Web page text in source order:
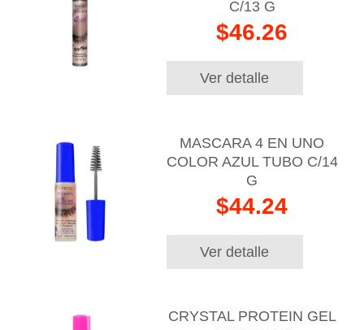
C/13 G
$46.26
Ver detalle
MASCARA 4 EN UNO
COLOR AZUL TUBO C/14
G
$44.24
Ver detalle
CRYSTAL PROTEIN GEL